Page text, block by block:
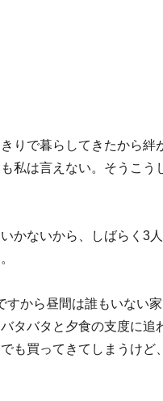
りで暮らしてきたから
私は言えない。そうこ
かないから、しばらく3
すから昼間は誰もいな
タバタと夕食の支度に
も買ってきてしまうけ